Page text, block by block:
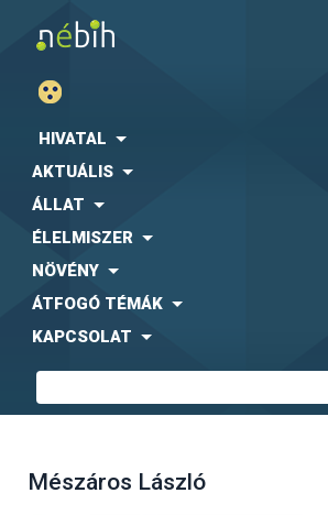
HIVATAL
AKTUÁLIS
ÁLLAT
ÉLELMISZER
NÖVÉNY
ÁTFOGÓ TÉMÁK
KAPCSOLAT
Mészáros László